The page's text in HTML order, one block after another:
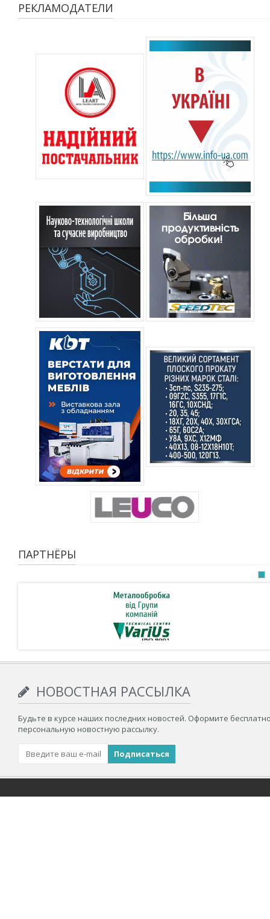
РЕКЛАМОДАТЕЛИ
ПАРТНЁРЫ
НОВОСТНАЯ РАССЫЛКА
Будьте в курсе наших последних новостей. Оформите
персональную новостную рассылку.